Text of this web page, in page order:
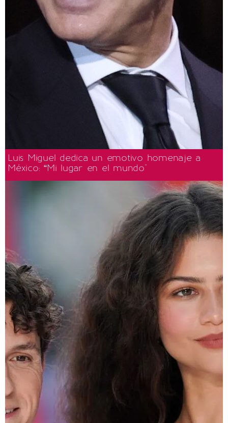
Luis Miguel dedica un emotivo homenaje a
México: “Mi lugar en el mundo"